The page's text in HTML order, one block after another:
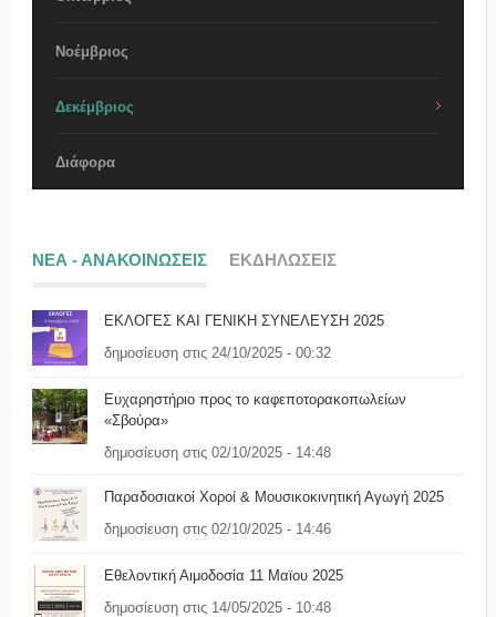
Νοέμβριος
Δεκέμβριος
Διάφορα
ΝΕΑ - ΑΝΑΚΟΙΝΩΣΕΙΣ ΕΚΔΗΛΩΣΕΙΣ
ΕΚΛΟΓΕΣ ΚΑΙ ΓΕΝΙΚΗ ΣΥΝΕΛΕΥΣΗ 2025
δημοσίευση στις 24/10/2025 - 00:32
Ευχαρηστήριο προς το καφεποτορακοπωλείων
«Σβούρα»
δημοσίευση στις 02/10/2025 - 14:48
Παραδοσιακοί Χοροί & Μουσικοκινητική Αγωγή 2025
δημοσίευση στις 02/10/2025 - 14:46
Εθελοντική Αιμοδοσία 11 Μαϊου 2025
δημοσίευση στις 14/05/2025 - 10:48